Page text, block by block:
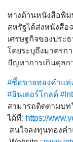
ทางด้านหนังสือพิม
สหรัฐได้ส่งหนังสือ
เศรษฐกิจของประ
โดยระบุถึงมาตรก
ปัญหาการเกินดุลก
#ซื้อขายทองคำแท่
#อินเตอร์โกลด์
สามารถติดตามบท
ได้ที่: https://
สนใจลงทุนทองค